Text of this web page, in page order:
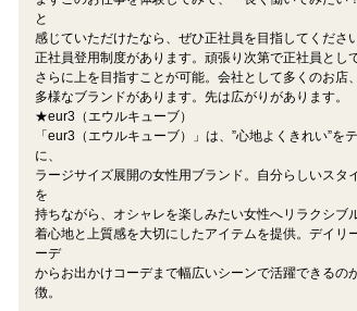
と
感じていただけたなら、ぜひ正社員を目指してください
正社員登用制度があります。頑張り次第で正社員とし
さらに上を目指すことが可能。会社として多くのお店、
多様なブランドがあります。先は広がりがあります。
★eur3（エウルキューブ）
「eur3（エウルキューブ）」は、”心地よくきれい”を
に、
ラージサイズ展開の女性用ブランド。自分らしいスタ
を
持ちながら、オシャレを楽しみたい女性へリラクシブ
着心地と上質感を大切にしたアイテムを提供。デイリ
ーデ
からお出かけコーデまで幅広いシーンで活躍できるの
徴。